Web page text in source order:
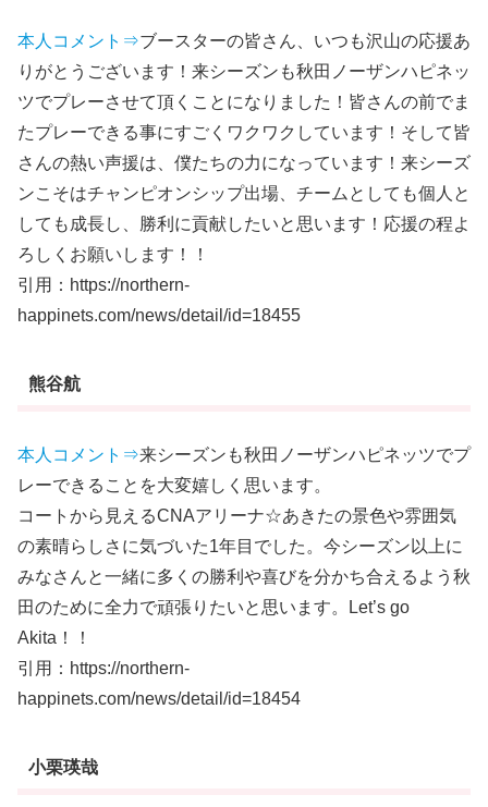
本人コメント⇒ブースターの皆さん、いつも沢山の応援あ
りがとうございます！来シーズンも秋田ノーザンハピネッ
ツでプレーさせて頂くことになりました！皆さんの前でま
たプレーできる事にすごくワクワクしています！そして皆
さんの熱い声援は、僕たちの力になっています！来シーズ
ンこそはチャンピオンシップ出場、チームとしても個人と
しても成長し、勝利に貢献したいと思います！応援の程よ
ろしくお願いします！！
引用：https://northern-
happinets.com/news/detail/id=18455
熊谷航
本人コメント⇒来シーズンも秋田ノーザンハピネッツでプ
レーできることを大変嬉しく思います。
コートから見えるCNAアリーナ︎☆あきたの景色や雰囲気
の素晴らしさに気づいた1年目でした。今シーズン以上に
みなさんと一緒に多くの勝利や喜びを分かち合えるよう秋
田のために全力で頑張りたいと思います。Let’s go
Akita！！
引用：https://northern-
happinets.com/news/detail/id=18454
小栗瑛哉